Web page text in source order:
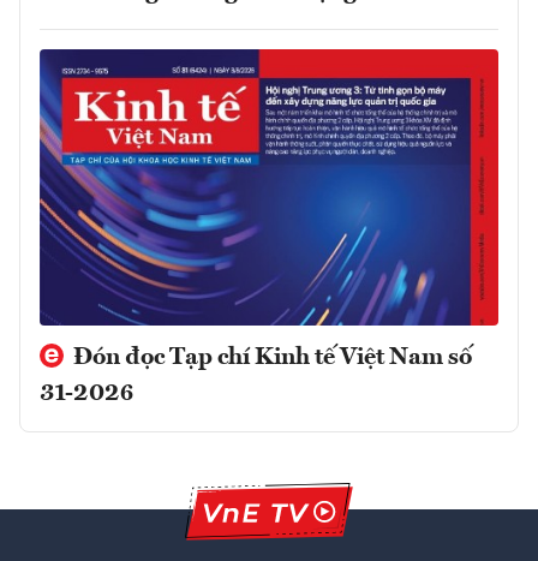
Đón đọc Tạp chí Kinh tế Việt Nam số
31-2026